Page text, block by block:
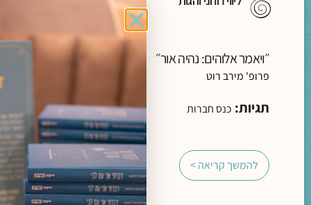
״ויאמר אלוהים: נהיה אור״
פרופ' מירב רוט
תגיות: כנס חברוּת
להמשך קריאה >